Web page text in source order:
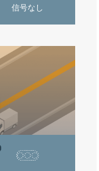
信号なし